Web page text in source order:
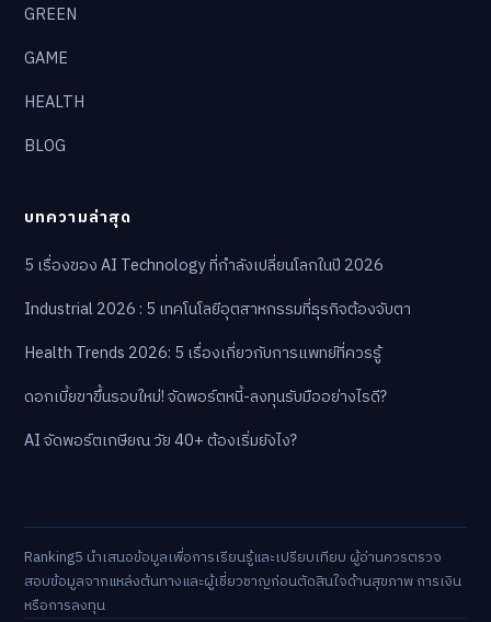
GREEN
GAME
HEALTH
BLOG
บทความล่าสุด
5 เรื่องของ AI Technology ที่กำลังเปลี่ยนโลกในปี 2026
Industrial 2026 : 5 เทคโนโลยีอุตสาหกรรมที่ธุรกิจต้องจับตา
Health Trends 2026: 5 เรื่องเกี่ยวกับการแพทย์ที่ควรรู้
ดอกเบี้ยขาขึ้นรอบใหม่! จัดพอร์ตหนี้-ลงทุนรับมืออย่างไรดี?
AI จัดพอร์ตเกษียณ วัย 40+ ต้องเริ่มยังไง?
Ranking5 นำเสนอข้อมูลเพื่อการเรียนรู้และเปรียบเทียบ ผู้อ่านควรตรวจ
สอบข้อมูลจากแหล่งต้นทางและผู้เชี่ยวชาญก่อนตัดสินใจด้านสุขภาพ การเงิน
หรือการลงทุน